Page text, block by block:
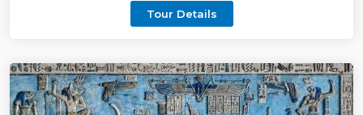
servizi esclusivi offerti, la crociera è un modo
meraviglioso di vedere il tratto di Nilo tra Luxor e
Crociere sul Nilo da Luxor ad Assuan, Prenota Ora
Tour Details